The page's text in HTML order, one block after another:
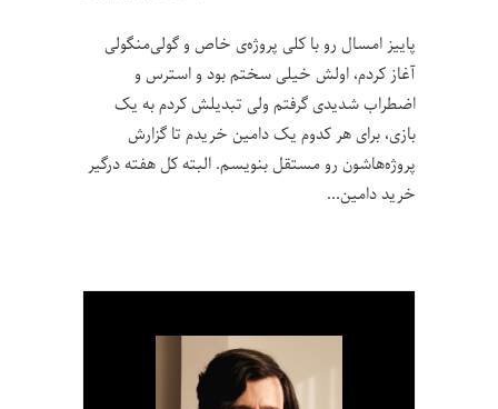
پاییز امسال رو با کلی پروژه‌ی خاص و گولی‌منگولی
آغاز کردم، اولش خیلی سختم بود و استرس و
اضطراب شدیدی گرفتم ولی تبدیلش کردم به یک
بازی، برای هر کدوم یک دامین خریدم تا گزارش
پروژه‌هاشون رو مستقل بنویسم. البته کل هفته درگیر
خرید دامین